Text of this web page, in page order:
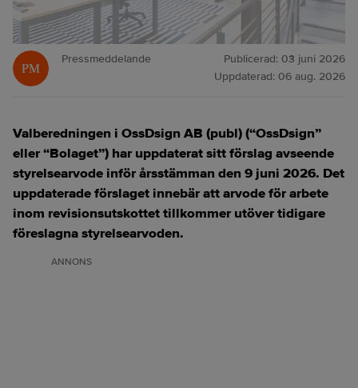
Pressmeddelande Publicerad: 03 juni 2026
Uppdaterad: 06 aug. 2026
Valberedningen i OssDsign AB (publ) (“OssDsign”
eller “Bolaget”) har uppdaterat sitt förslag avseende
styrelsearvode inför årsstämman den 9 juni 2026. Det
uppdaterade förslaget innebär att arvode för arbete
inom revisionsutskottet tillkommer utöver tidigare
föreslagna styrelsearvoden.
ANNONS